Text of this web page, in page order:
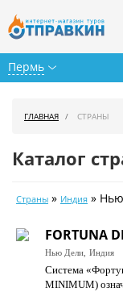
Пермь
Календарь туров
Цены дня
Страны
ГЛАВНАЯ СТРАНЫ
Каталог
Страны » Индия »
FORTUNA
Нью Дели, Индия
Система
MINIMUM)